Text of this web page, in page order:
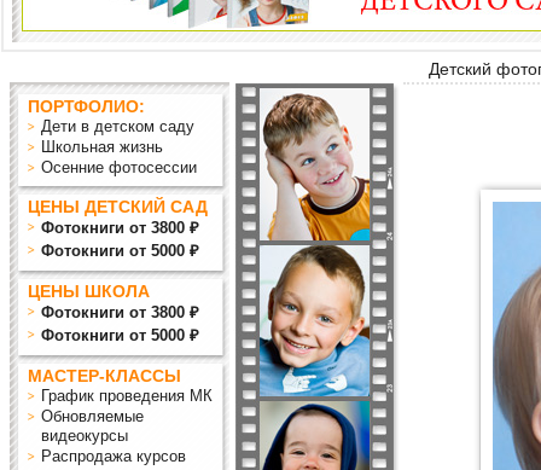
Детский
ПОРТФОЛИО:
Дети в детском саду
Школьная жизнь
Осенние фотосессии
ЦЕНЫ ДЕТСКИЙ САД
Фотокниги от 3800 ₽
Фотокниги от 5000 ₽
ЦЕНЫ ШКОЛА
Фотокниги от 3800 ₽
Фотокниги от 5000 ₽
МАСТЕР-КЛАССЫ
График проведения МК
Обновляемые
видеокурсы
Распродажа курсов